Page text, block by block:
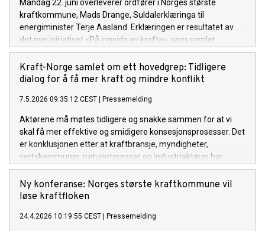
Mandag 22. juni overleverer ordfører i Norges største
kraftkommune, Mads Drange, Suldalerklæringa til
energiminister Terje Aasland. Erklæringen er resultatet av
det nye initiativet «På innsida av krafta», som samlet
sentrale aktører fra kraftbransjen, forskning, industri,
forvaltning, naturinteresser og politikk til
rundebordskonferanse i mai.
Kraft-Norge samlet om ett hovedgrep: Tidligere
dialog for å få mer kraft og mindre konflikt
7.5.2026 09:35:12 CEST Pressemelding
Aktørene må møtes tidligere og snakke sammen for at vi
skal få mer effektive og smidigere konsesjonsprosesser. Det
er konklusjonen etter at kraftbransje, myndigheter,
vertskommuner, naturinteresser og industriaktører har
møttes ansikt til ansikt på den nye kraftkonferansen «På
innsida av krafta» i Suldal.
Ny konferanse: Norges største kraftkommune vil
løse kraftfloken
24.4.2026 10:19:55 CEST Pressemelding